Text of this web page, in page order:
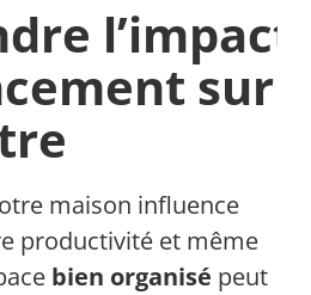
l’impact
sur
maison influence
productivité et même
bien organisé peut